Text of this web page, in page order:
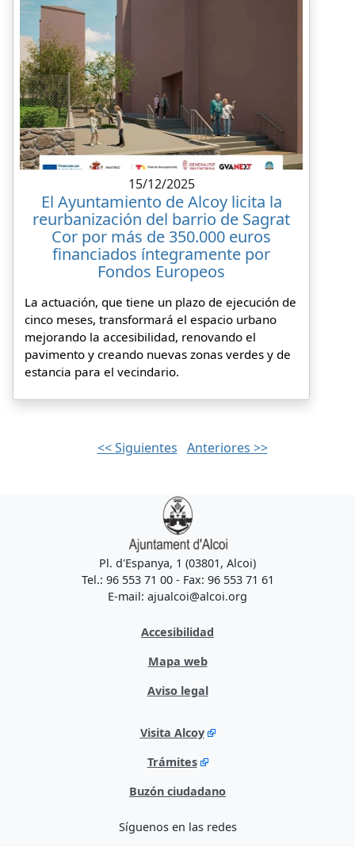
15/12/2025
El Ayuntamiento de Alcoy licita la
reurbanización del barrio de Sagrat
Cor por más de 350.000 euros
financiados íntegramente por
Fondos Europeos
La actuación, que tiene un plazo de ejecución de
cinco meses, transformará el espacio urbano
mejorando la accesibilidad, renovando el
pavimento y creando nuevas zonas verdes y de
estancia para el vecindario.
<< Siguientes Anteriores >>
Pl. d'Espanya, 1 (03801, Alcoi)
Tel.: 96 553 71 00 - Fax: 96 553 71 61
E-mail: ajualcoi@alcoi.org
Accesibilidad
Mapa web
Aviso legal
Visita Alcoy
Trámites
Buzón ciudadano
Síguenos en las redes